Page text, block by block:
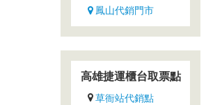
鳳山代銷門市
高雄捷運櫃台取票點
草衙站代銷點